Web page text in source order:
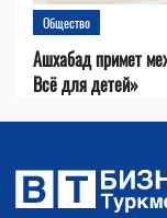
Общество
Ашхабад примет
Всё для детей»